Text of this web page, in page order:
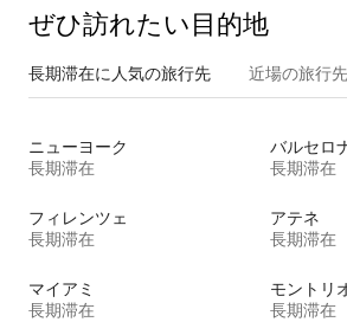
ぜひ訪⁠れ⁠た⁠い目⁠的⁠地
長期滞在に人気の旅行先 近場の旅行先
ニューヨーク
長期滞在
バルセロ
長期滞在
フィレンツェ
長期滞在
アテネ
長期滞在
マイアミ
長期滞在
モントリ
長期滞在